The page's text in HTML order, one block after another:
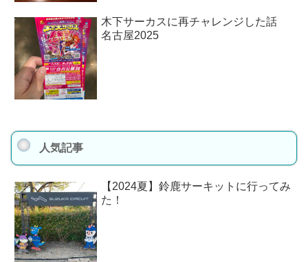
木下サーカスに再チャレンジした話
名古屋2025
人気記事
【2024夏】鈴鹿サーキットに行ってみ
た！